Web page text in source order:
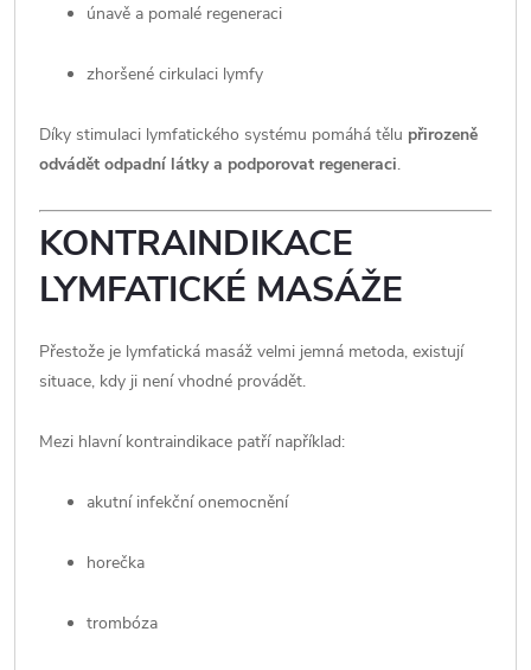
únavě a pomalé regeneraci
zhoršené cirkulaci lymfy
Díky stimulaci lymfatického systému pomáhá tělu přirozeně
odvádět odpadní látky a podporovat regeneraci.
KONTRAINDIKACE
LYMFATICKÉ MASÁŽE
Přestože je lymfatická masáž velmi jemná metoda, existují
situace, kdy ji není vhodné provádět.
Mezi hlavní kontraindikace patří například:
akutní infekční onemocnění
horečka
trombóza